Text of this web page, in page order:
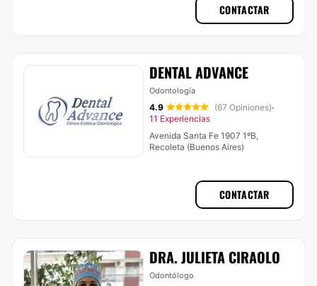
CONTACTAR
DENTAL ADVANCE
Odontología
4.9 (67 Opiniones)·
11 Experiencias
Avenida Santa Fe 1907 1ºB,
Recoleta (Buenos Aires)
CONTACTAR
DRA. JULIETA CIRAOLO
Odontólogo